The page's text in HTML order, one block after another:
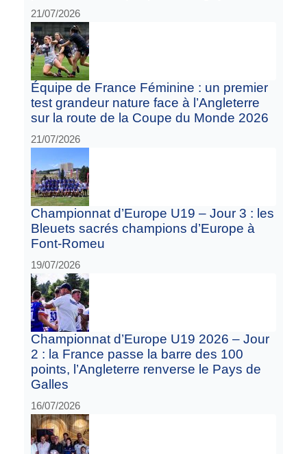
21/07/2026
Équipe de France Féminine : un premier
test grandeur nature face à l’Angleterre
sur la route de la Coupe du Monde 2026
21/07/2026
Championnat d’Europe U19 – Jour 3 : les
Bleuets sacrés champions d’Europe à
Font-Romeu
19/07/2026
Championnat d’Europe U19 2026 – Jour
2 : la France passe la barre des 100
points, l’Angleterre renverse le Pays de
Galles
16/07/2026